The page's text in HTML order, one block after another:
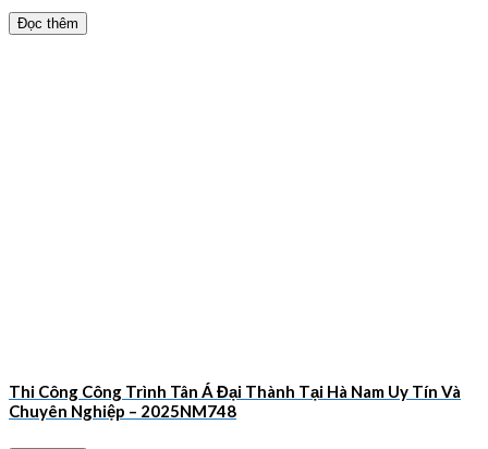
Đọc thêm
Thi Công Công Trình Tân Á Đại Thành Tại Hà Nam Uy Tín Và
Chuyên Nghiệp – 2025NM748